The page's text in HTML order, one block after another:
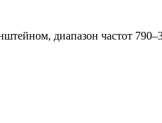
диапазон частот